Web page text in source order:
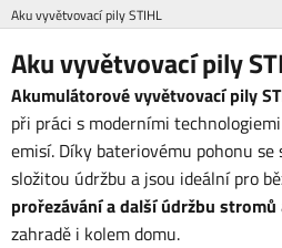
Aku vyvětvovací pily STIHL
Aku vyvětvovací pily
Akumulátorové vyvětvovací pily
při práci s moderními
emisí. Díky bateriovému pohonu
složitou údržbu a jsou ideální pro
prořezávánía další údržbu stromů
zahradě i kolem domu.